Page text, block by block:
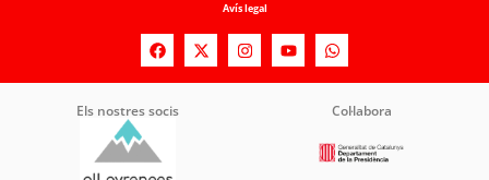
Avís legal
Els nostres socis Col·labora